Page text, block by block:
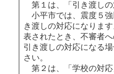
第１は、「引き渡し
小平市では、震度５強
き渡しの対応になりま
表されたとき、不審者
引き渡しの対応になる
さい。
第２は、「学校の対